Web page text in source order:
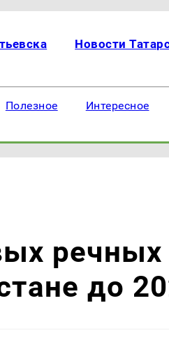
Новости
Полезное Интересное
речных
до